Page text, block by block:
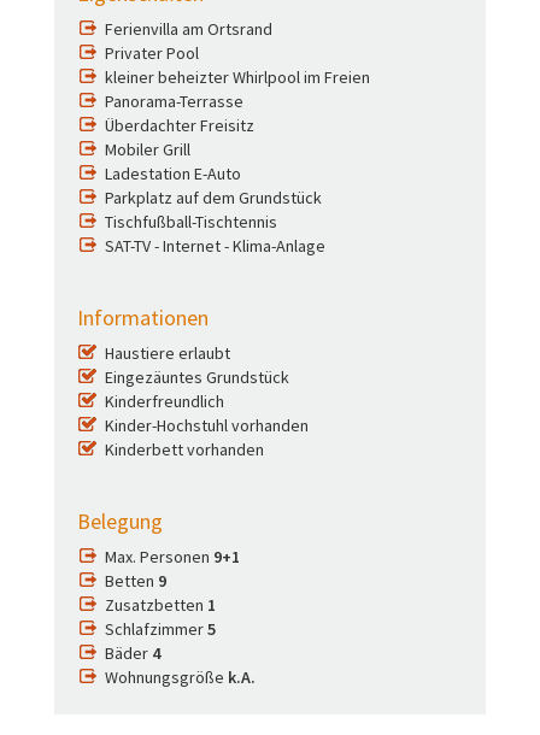
Ferienvilla am Ortsrand
Privater Pool
kleiner beheizter Whirlpool im Freien
Panorama-Terrasse
Überdachter Freisitz
Mobiler Grill
Ladestation E-Auto
Parkplatz auf dem Grundstück
Tischfußball-Tischtennis
SAT-TV - Internet - Klima-Anlage
Informationen
Haustiere erlaubt
Eingezäuntes Grundstück
Kinderfreundlich
Kinder-Hochstuhl vorhanden
Kinderbett vorhanden
Belegung
Max. Personen 9+1
Betten 9
Zusatzbetten 1
Schlafzimmer5
Bäder 4
Wohnungsgröße k.A.